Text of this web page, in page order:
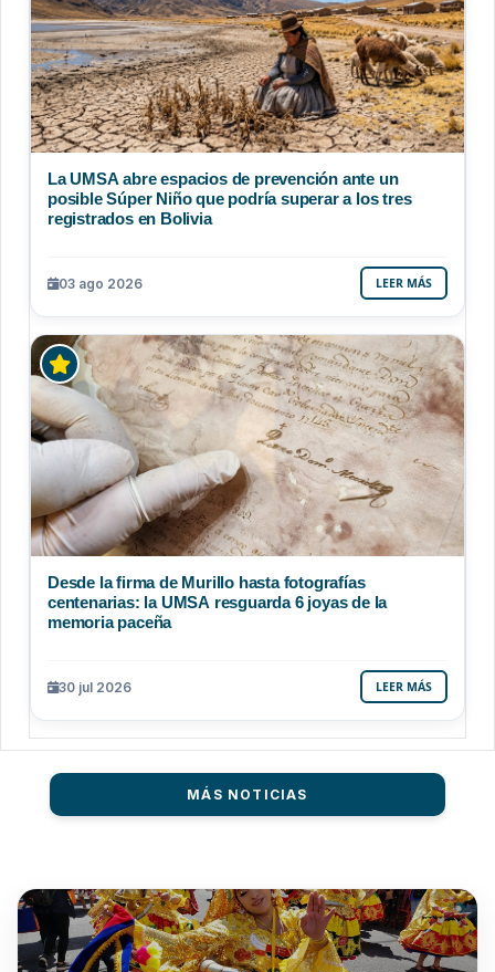
La UMSA abre espacios de prevención ante un
posible Súper Niño que podría superar a los tres
registrados en Bolivia
03 ago 2026 LEER MÁS
Desde la firma de Murillo hasta fotografías
centenarias: la UMSA resguarda 6 joyas de la
memoria paceña
30 jul 2026 LEER MÁS
MÁS NOTICIAS